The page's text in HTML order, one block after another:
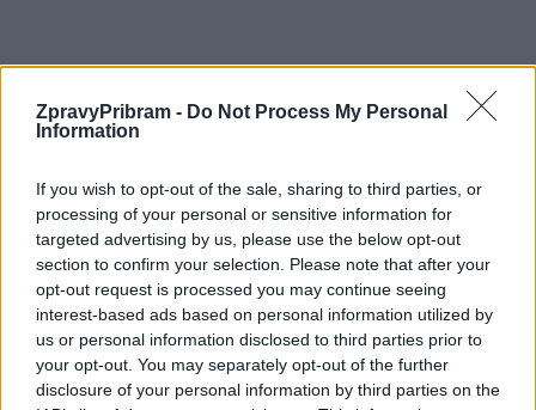
ZpravyPribram - Do Not Process My Personal
Information
If you wish to opt-out of the sale, sharing to third parties, or
processing of your personal or sensitive information for
targeted advertising by us, please use the below opt-out
section to confirm your selection. Please note that after your
opt-out request is processed you may continue seeing
interest-based ads based on personal information utilized by
us or personal information disclosed to third parties prior to
your opt-out. You may separately opt-out of the further
disclosure of your personal information by third parties on the
TAGY děti Příbram program setkání hornických měst
Na sportovišti pod Svatou
Následující článek
Hornické slavnosti přinesou